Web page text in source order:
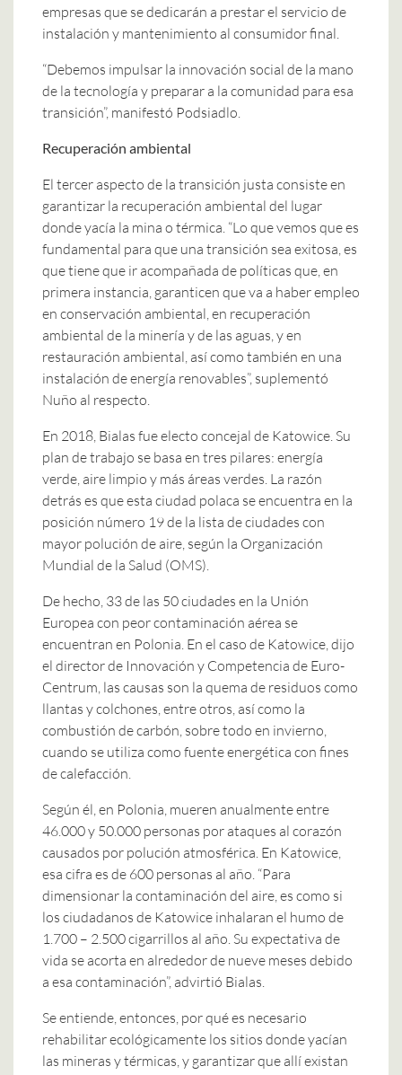
empresas que se dedicarán a prestar el servicio de
instalación y mantenimiento al consumidor final.
“Debemos impulsar la innovación social de la mano
de la tecnología y preparar a la comunidad para esa
transición”, manifestó Podsiadlo.
Recuperación ambiental
El tercer aspecto de la transición justa consiste en
garantizar la recuperación ambiental del lugar
donde yacía la mina o térmica. “Lo que vemos que es
fundamental para que una transición sea exitosa, es
que tiene que ir acompañada de políticas que, en
primera instancia, garanticen que va a haber empleo
en conservación ambiental, en recuperación
ambiental de la minería y de las aguas, y en
restauración ambiental, así como también en una
instalación de energía renovables”, suplementó
Nuño al respecto.
En 2018, Bialas fue electo concejal de Katowice. Su
plan de trabajo se basa en tres pilares: energía
verde, aire limpio y más áreas verdes. La razón
detrás es que esta ciudad polaca se encuentra en la
posición número 19 de la lista de ciudades con
mayor polución de aire, según la Organización
Mundial de la Salud (OMS).
De hecho, 33 de las 50 ciudades en la Unión
Europea con peor contaminación aérea se
encuentran en Polonia. En el caso de Katowice, dijo
el director de Innovación y Competencia de Euro-
Centrum, las causas son la quema de residuos como
llantas y colchones, entre otros, así como la
combustión de carbón, sobre todo en invierno,
cuando se utiliza como fuente energética con fines
de calefacción.
Según él, en Polonia, mueren anualmente entre
46.000 y 50.000 personas por ataques al corazón
causados por polución atmosférica. En Katowice,
esa cifra es de 600 personas al año. “Para
dimensionar la contaminación del aire, es como si
los ciudadanos de Katowice inhalaran el humo de
1.700 – 2.500 cigarrillos al año. Su expectativa de
vida se acorta en alrededor de nueve meses debido
a esa contaminación”, advirtió Bialas.
Se entiende, entonces, por qué es necesario
rehabilitar ecológicamente los sitios donde yacían
las mineras y térmicas, y garantizar que allí existan